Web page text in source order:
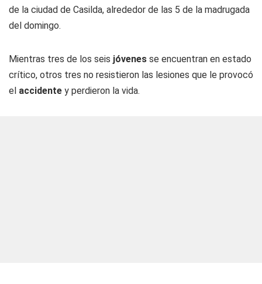
de la ciudad de Casilda, alrededor de las 5 de la madrugada
del domingo.
Mientras tres de los seis jóvenes se encuentran en estado
crítico, otros tres no resistieron las lesiones que le provocó
el accidente y perdieron la vida.